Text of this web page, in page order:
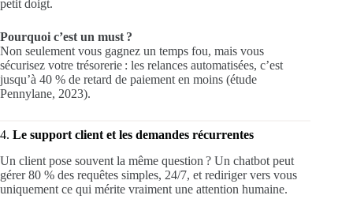
petit doigt.
Pourquoi c’est un must ?
Non seulement vous gagnez un temps fou, mais vous
sécurisez votre trésorerie : les relances automatisées, c’est
jusqu’à 40 % de retard de paiement en moins (étude
Pennylane, 2023).
4. Le support client et les demandes récurrentes
Un client pose souvent la même question ? Un chatbot peut
gérer 80 % des requêtes simples, 24/7, et rediriger vers vous
uniquement ce qui mérite vraiment une attention humaine.